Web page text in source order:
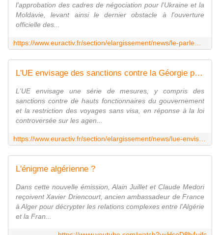
l'approbation des cadres de négociation pour l'Ukraine et la
Moldavie, levant ainsi le dernier obstacle à l'ouverture
officielle des...
L'UE envisage des sanctions contre la Géorgie pour sa loi sur les agents étrangers
L'UE envisage une série de mesures, y compris des
sanctions contre de hauts fonctionnaires du gouvernement
et la restriction des voyages sans visa, en réponse à la loi
controversée sur les agen...
L'énigme algérienne ?
Dans cette nouvelle émission, Alain Juillet et Claude Medori
reçoivent Xavier Driencourt, ancien ambassadeur de France
à Alger pour décrypter les relations complexes entre l'Algérie
et la Fran...